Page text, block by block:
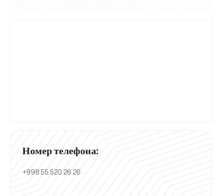
Номер телефона:
+998 55 520 26 26